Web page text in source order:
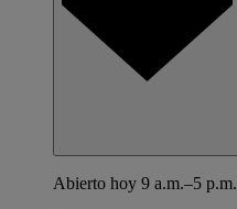
Abierto hoy 9 a.m.–5 p.m.